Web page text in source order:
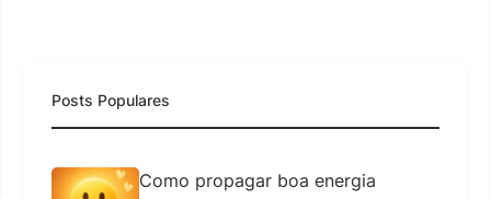
Posts Populares
Como propagar boa energia